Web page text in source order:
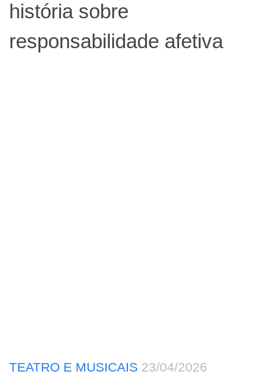
história sobre
responsabilidade afetiva
TEATRO E MUSICAIS 23/04/2026